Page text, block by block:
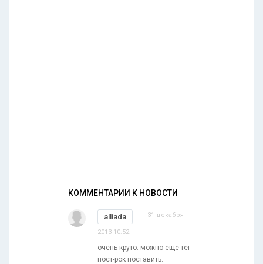
КОММЕНТАРИИ К НОВОСТИ
alliada 31 декабря
2013 10:52
очень круто. можно еще тег
пост-рок поставить.